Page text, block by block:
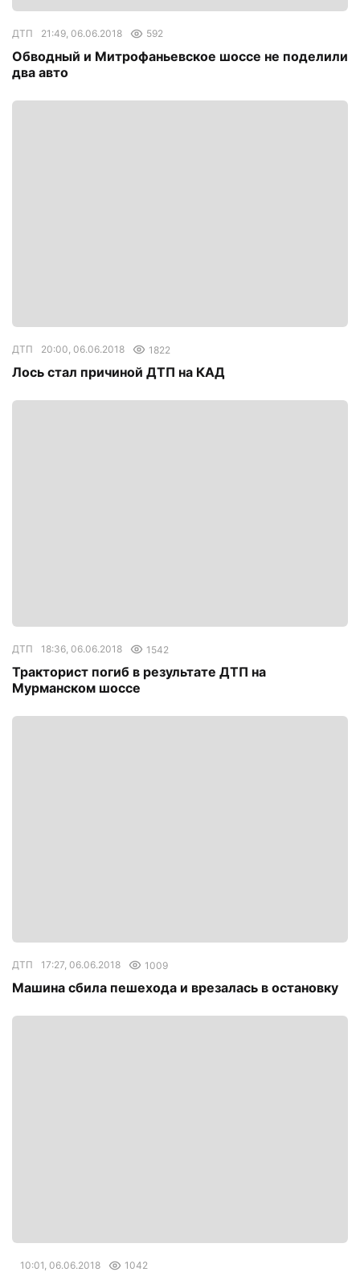
ДТП 21:49, 06.06.2018 592
Обводный и Митрофаньевское шоссе не поделили
два авто
ДТП 20:00, 06.06.2018 1822
Лось стал причиной ДТП на КАД
ДТП 18:36, 06.06.2018 1542
Тракторист погиб в результате ДТП на
Мурманском шоссе
ДТП 17:27, 06.06.2018 1009
Машина сбила пешехода и врезалась в остановку
10:01, 06.06.2018 1042